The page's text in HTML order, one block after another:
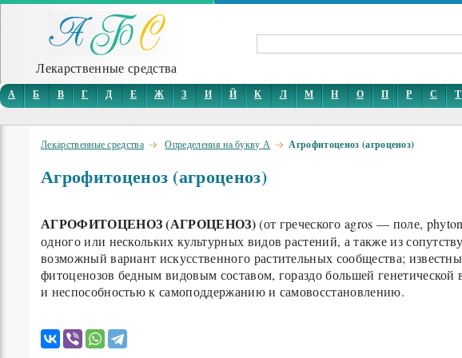
Лекарственные средства
А Б В Г Д Е Ж З И Й К Л М Н О П Р С Т
Лекарственные средства Определения на букву А Агрофитоценоз (агроценоз)
Агрофитоценоз (агроценоз)
АГРОФИТОЦЕНОЗ (АГРОЦЕНОЗ)(от греческого agros — поле,
одного или нескольких культурных видов растений, а также из
возможный вариант искусственного растительных сообщества;
фитоценозов бедным видовым составом, гораздо большей
и неспособностью к самоподдержанию и самовосстановлению.